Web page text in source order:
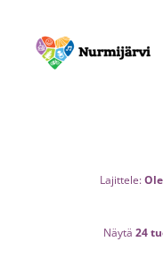
content
Lajittele:
Näytä 24